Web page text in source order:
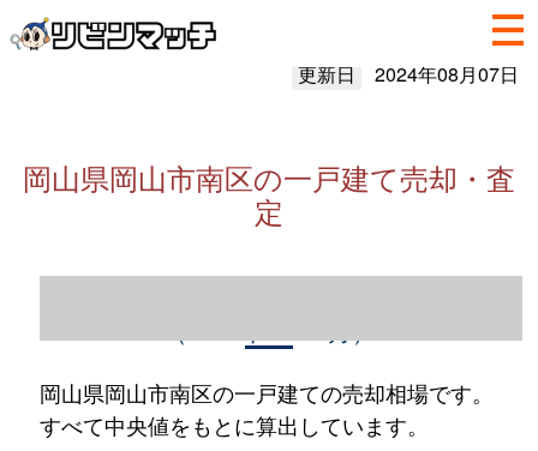
更新日 2024年08月07日
岡山県岡山市南区の一戸建て売却・査
定
岡山県岡山市南区の一戸建ての売却相場です。
すべて中央値をもとに算出しています。